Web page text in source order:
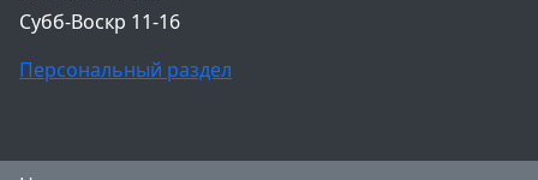
Субб-Воскр 11-16
Персональный раздел